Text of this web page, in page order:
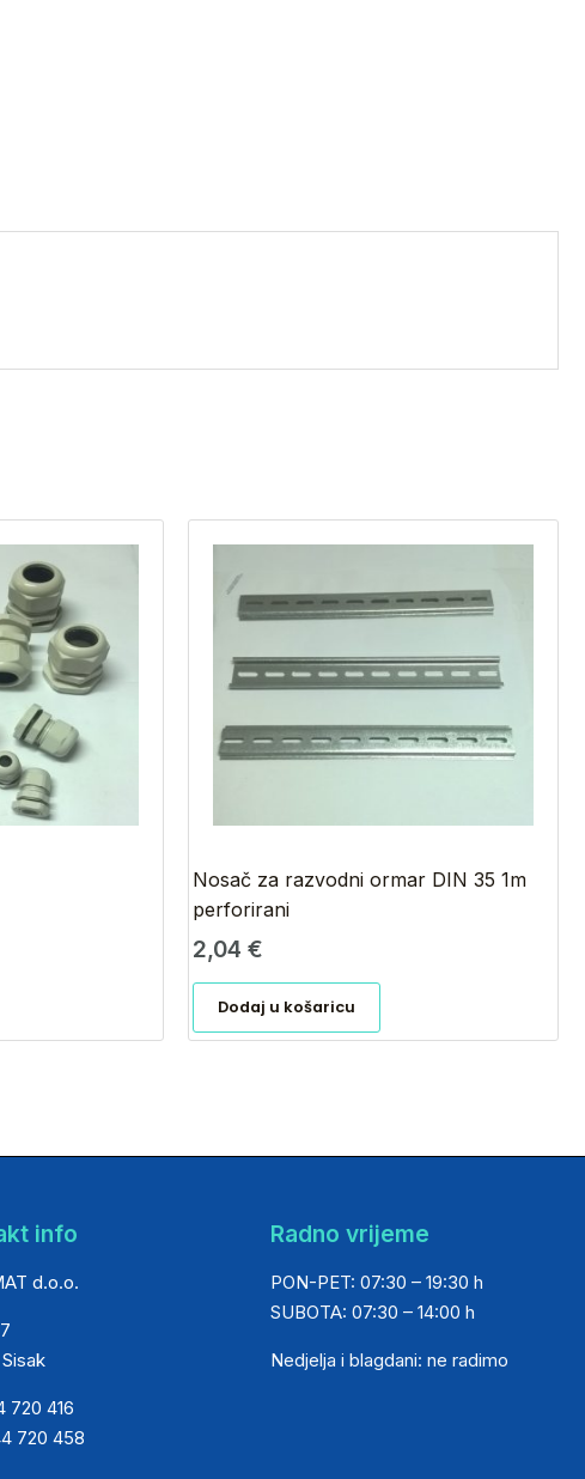
Nosač za razvodni ormar DIN 35 1m
perforirani
2,04€
Dodaj u košaricu
info
d.o.o.
720 416
720 458
Radno vrijeme
PON-PET: 07:30 – 19:30 h
SUBOTA: 07:30 – 14:00 h
Nedjelja i blagdani: ne radimo